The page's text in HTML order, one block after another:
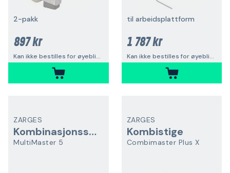
2-pakk
897 kr
Kan ikke bestilles for øyeblikket
til arbeidsplattform
1 787 kr
Kan ikke bestilles for øyeblikket
ZARGES
Kombinasjonsstige
MultiMaster 5
ZARGES
Kombistige
Combimaster Plus X